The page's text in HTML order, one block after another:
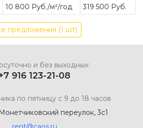
и без выходных:
916 123-21-08
Монетчиковский переулок, 3с1
Мы в соц. сетях